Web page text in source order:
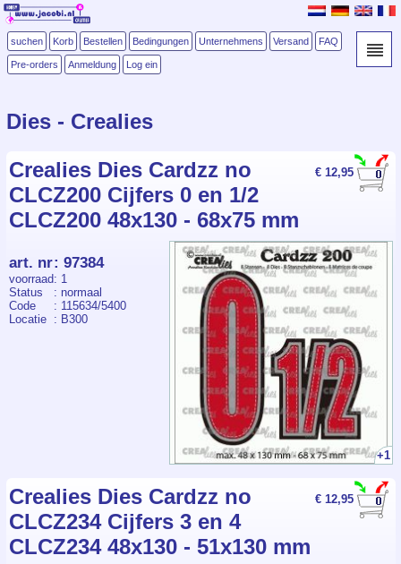
suchen Korb Bestellen Bedingungen Unternehmens Versand FAQ
Pre-orders Anmeldung Log ein
Dies - Crealies
€ 12,95
Crealies Dies Cardzz no
CLCZ200 Cijfers 0 en 1/2
CLCZ200 48x130 - 68x75 mm
+1
art. nr: 97384
voorraad: 1
Status
: normaal
Code
: 115634/5400
Locatie : B300
€ 12,95
Crealies Dies Cardzz no
CLCZ234 Cijfers 3 en 4
CLCZ234 48x130 - 51x130 mm